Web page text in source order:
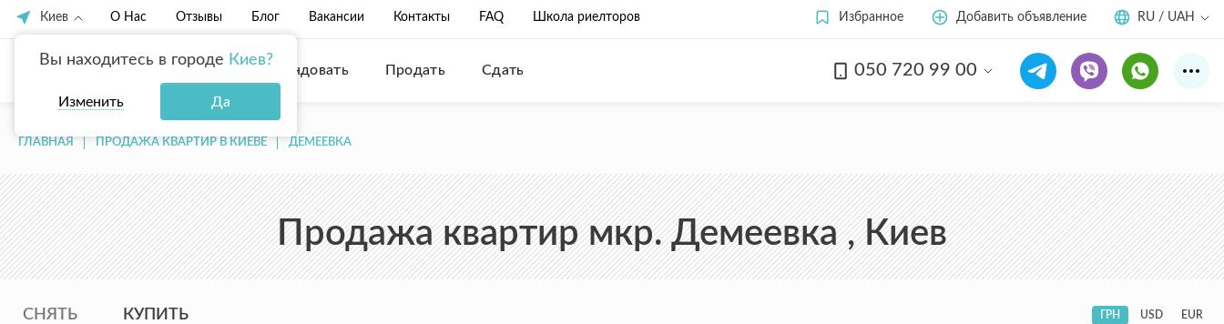
Киев
Вы находитесь в городе Киев?
Изменить Да
О Нас Отзывы Блог Вакансии Контакты FAQ Школа риелторов Избранное Добавить объявление RU / UAH
Купить Арендовать Продать Сдать 050 720 99 00
ГЛАВНАЯ ПРОДАЖА КВАРТИР В КИЕВЕ ДЕМЕЕВКА
Продажа квартир мкр. Демеевка , Киев
СНЯТЬ КУПИТЬ ГРН USD EUR